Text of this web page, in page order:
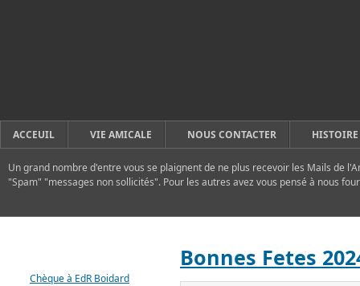
ACCEUIL VIE AMICALE NOUS CONTACTER
Un grand nombre d'entre vous se plaignent de ne plus recevoir les Mails de
"Spam" "messages non sollicités". Pour les autres avez vous pensé à nous
Bonnes Fetes
Chèque à EdR Boidard